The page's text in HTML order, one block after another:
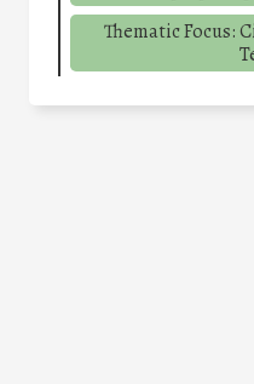
Thematic Focus: